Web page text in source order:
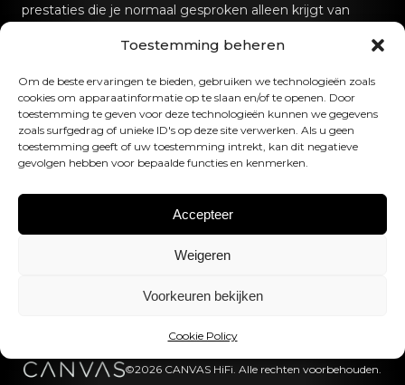
Toestemming beheren
Om de beste ervaringen te bieden, gebruiken we technologieën zoals
cookies om apparaatinformatie op te slaan en/of te openen. Door
toestemming te geven voor deze technologieën kunnen we gegevens
zoals surfgedrag of unieke ID's op deze site verwerken. Als u geen
toestemming geeft of uw toestemming intrekt, kan dit negatieve
gevolgen hebben voor bepaalde functies en kenmerken.
Accepteer
Weigeren
Voorkeuren bekijken
Cookie Policy
prestaties die je normaal gesproken alleen krijgt van
hello@canvashifi.com Bel +45 29 75 00 45
CANVAS HiFi ApS
Flade Engvej 4
BTW-nummer:DK43519425
©2026 CANVAS HiFi. Alle rechten voorbehouden.